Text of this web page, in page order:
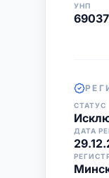
УНП
СТАТУС
ДАТА